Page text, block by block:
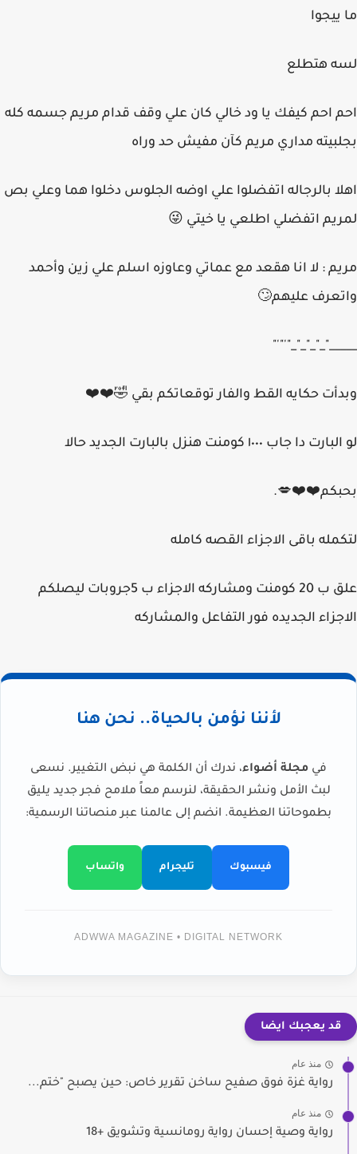
ما ييجوا
لسه هتطلع
احم احم كيفك يا ود خالي كان علي وقف قدام مريم جسمه كله
بجلبيته مداري مريم كآن مفيش حد وراه
اهلا بالرجاله اتفضلوا علي اوضه الجلوس دخلوا هما وعلي بص
لمريم اتفضلي اطلعي يا خيتي 😜
مريم : لا انا هقعد مع عماتي وعاوزه اسلم علي زين وأحمد
واتعرف عليهم🙄
_____"_"_"_"_"'"'"
وبدأت حكايه القط والفار توقعاتكم بقي 🤣⁦❤️⁩⁦❤️⁩
لو البارت دا جاب ١٠٠٠ كومنت هنزل بالبارت الجديد حالا
بحبكم⁦❤️⁩⁦❤️⁩💋.
لتكمله باقى الاجزاء القصه كامله
علق ب 20 كومنت ومشاركه الاجزاء ب 5جروبات ليصلكم
الاجزاء الجديده فور التفاعل والمشاركه
لأننا نؤمن بالحياة.. نحن هنا
في مجلة أضواء، ندرك أن الكلمة هي نبض التغيير. نسعى
لبث الأمل ونشر الحقيقة، لنرسم معاً ملامح فجر جديد يليق
بطموحاتنا العظيمة. انضم إلى عالمنا عبر منصاتنا الرسمية:
فيسبوك تليجرام واتساب
ADWWA MAGAZINE • DIGITAL NETWORK
قد يعجبك ايضا
منذ عام
رواية غزة فوق صفيح ساخن تقرير خاص: حين يصبح "ختم...
منذ عام
رواية وصية إحسان رواية رومانسية وتشويق +18